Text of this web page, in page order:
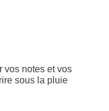
vos notes et vos
sous la pluie